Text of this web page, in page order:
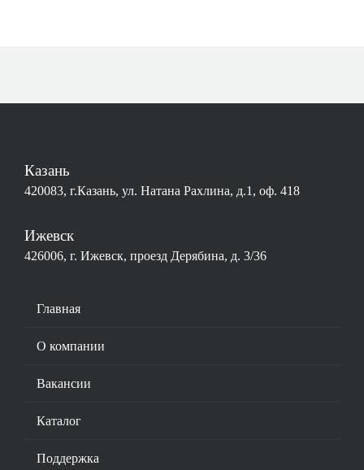
Казань
420083, г.Казань, ул. Натана Рахлина, д.1, оф. 418
Ижевск
426006, г. Ижевск, проезд Дерябина, д. 3/36
Основная
навигация
Главная
О компании
Вакансии
Каталог
Поддержка